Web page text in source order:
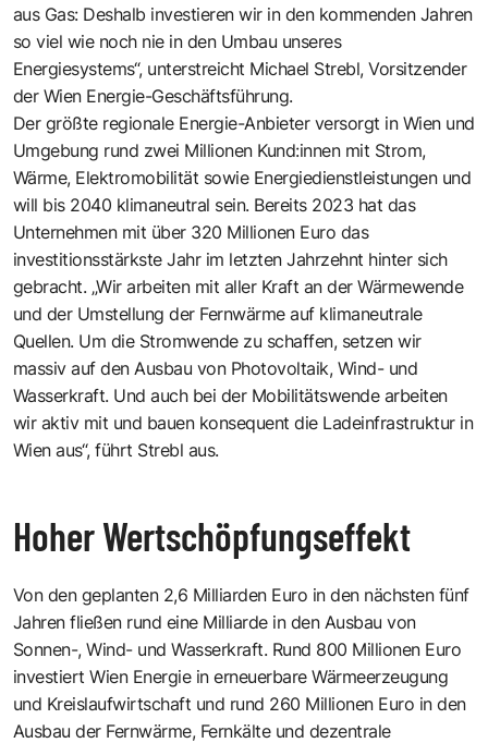
aus Gas: Deshalb investieren wir in den kommenden Jahren
so viel wie noch nie in den Umbau unseres
Energiesystems“, unterstreicht Michael Strebl, Vorsitzender
der Wien Energie-Geschäftsführung.
Der größte regionale Energie-Anbieter versorgt in Wien und
Umgebung rund zwei Millionen Kund:innen mit Strom,
Wärme, Elektromobilität sowie Energiedienstleistungen und
will bis 2040 klimaneutral sein. Bereits 2023 hat das
Unternehmen mit über 320 Millionen Euro das
investitionsstärkste Jahr im letzten Jahrzehnt hinter sich
gebracht. „Wir arbeiten mit aller Kraft an der Wärmewende
und der Umstellung der Fernwärme auf klimaneutrale
Quellen. Um die Stromwende zu schaffen, setzen wir
massiv auf den Ausbau von Photovoltaik, Wind- und
Wasserkraft. Und auch bei der Mobilitätswende arbeiten
wir aktiv mit und bauen konsequent die Ladeinfrastruktur in
Wien aus“, führt Strebl aus.
Hoher Wertschöpfungseffekt
Von den geplanten 2,6 Milliarden Euro in den nächsten fünf
Jahren fließen rund eine Milliarde in den Ausbau von
Sonnen-, Wind- und Wasserkraft. Rund 800 Millionen Euro
investiert Wien Energie in erneuerbare Wärmeerzeugung
und Kreislaufwirtschaft und rund 260 Millionen Euro in den
Ausbau der Fernwärme, Fernkälte und dezentrale